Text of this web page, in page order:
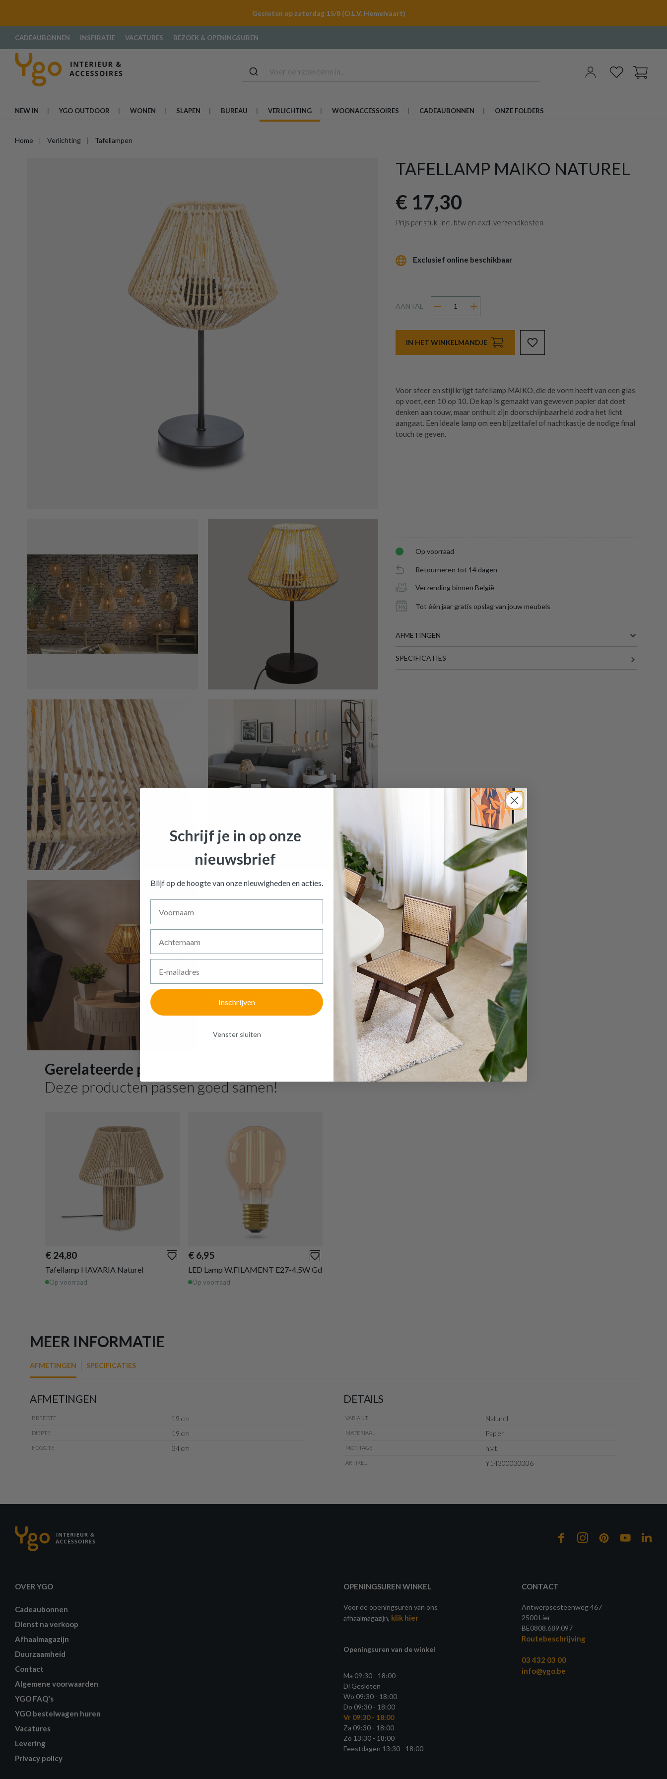
Gesloten op zaterdag 15/8 (O.L.V. Hemelvaart)
CADEAUBONNEN INSPIRATIE VACATURES BEZOEK & OPENINGSUREN
NEW IN YGO OUTDOOR WONEN SLAPEN BUREAU VERLICHTING WOONACCESSOIRES CADEAUBONNEN ONZE FOLDERS
Home Verlichting Tafellampen
TAFELLAMP MAIKO NATUREL
€ 17,30
Prijs per stuk, incl. btw en excl. verzendkosten
Exclusief online beschikbaar
AANTAL
IN HET WINKELMANDJE
Voor sfeer en stijl krijgt tafellamp MAIKO, die de vorm heeft van een glas
op voet, een 10 op 10. De kap is gemaakt van geweven papier dat doet
denken aan touw, maar onthult zijn doorschijnbaarheid zodra het licht
aangaat. Een ideale lamp om een bijzettafel of nachtkastje de nodige final
touch te geven.
Op voorraad
Retourneren tot 14 dagen
Verzending binnen België
Tot één jaar gratis opslag van jouw meubels
AFMETINGEN
SPECIFICATIES
Gerelateerde producten
Deze producten passen goed samen!
€ 24,80
Tafellamp HAVARIA Naturel
Op voorraad
€ 6,95
LED Lamp W.FILAMENT E27-4.5W Gd
Op voorraad
MEER INFORMATIE
AFMETINGEN SPECIFICATIES
AFMETINGEN
BREEDTE 19 cm
DIEPTE 19 cm
HOOGTE 34 cm
DETAILS
VARIANT Naturel
MATERIAAL Papier
MONTAGE n.v.t.
ARTIKEL Y14300030006
Tafellamp MAIKO Naturel is toegevoegd aan je winkelmandje
TAFELLAMP MAIKO NATUREL
Prijs per stuk, incl. btw en excl. verzendkosten
GA NAAR WINKELMANDJE of verder winkelen
OVER YGO
Cadeaubonnen
Dienst na verkoop
Afhaalmagazijn
Duurzaamheid
Contact
Algemene voorwaarden
YGO FAQ's
YGO bestelwagen huren
Vacatures
Levering
Privacy policy
OPENINGSUREN WINKEL
Voor de openingsuren van ons
afhaalmagazijn, klik hier
Openingsuren van de winkel
Ma 09:30 - 18:00
Di Gesloten
Wo 09:30 - 18:00
Do 09:30 - 18:00
Vr 09:30 - 18:00
Za 09:30 - 18:00
Zo 13:30 - 18:00
Feestdagen 13:30 - 18:00
CONTACT
Antwerpsesteenweg 467
2500 Lier
BE0808.689.097
Routebeschrijving
03 432 03 00
info@ygo.be
Schrijf je in op onze
nieuwsbrief
Blijf op de hoogte van onze nieuwigheden enacties.
Inschrijven
Venster sluiten